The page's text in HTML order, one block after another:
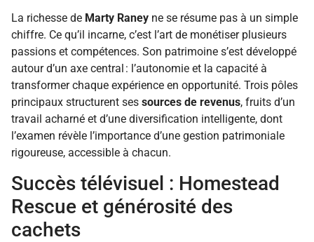
La richesse de Marty Raney ne se résume pas à un simple
chiffre. Ce qu’il incarne, c’est l’art de monétiser plusieurs
passions et compétences. Son patrimoine s’est développé
autour d’un axe central : l’autonomie et la capacité à
transformer chaque expérience en opportunité. Trois pôles
principaux structurent ses sources de revenus, fruits d’un
travail acharné et d’une diversification intelligente, dont
l’examen révèle l’importance d’une gestion patrimoniale
rigoureuse, accessible à chacun.
Succès télévisuel : Homestead
Rescue et générosité des
cachets